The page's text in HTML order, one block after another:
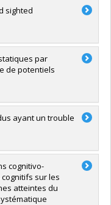
sighted
par
de potentiels
ayant un trouble
cognitivo-
sur les
atteintes du